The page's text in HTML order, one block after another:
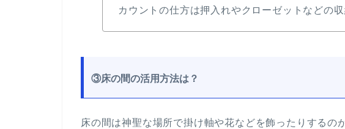
カウントの仕方は押入れやクローゼットなどの収
③床の間の活用方法は？
床の間は神聖な場所で掛け軸や花などを飾ったりするの